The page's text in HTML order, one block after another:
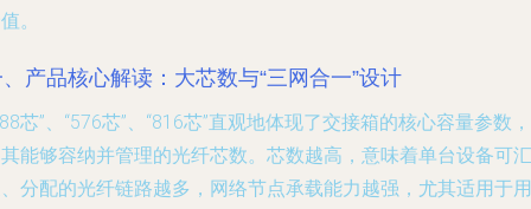
。
产品核心解读：大芯数与“三网合一”设计
芯”、“576芯”、“816芯”直观地体现了交接箱的核心容量参数，
能够容纳并管理的光纤芯数。芯数越高，意味着单台设备可汇
分配的光纤链路越多，网络节点承载能力越强，尤其适用于用